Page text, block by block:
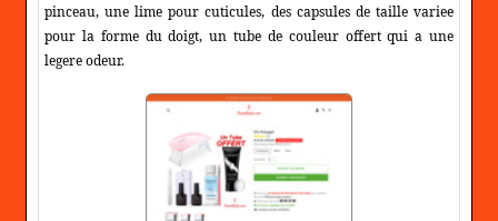
pinceau, une lime pour cuticules, des capsules de taille variee
pour la forme du doigt, un tube de couleur offert qui a une
legere odeur.